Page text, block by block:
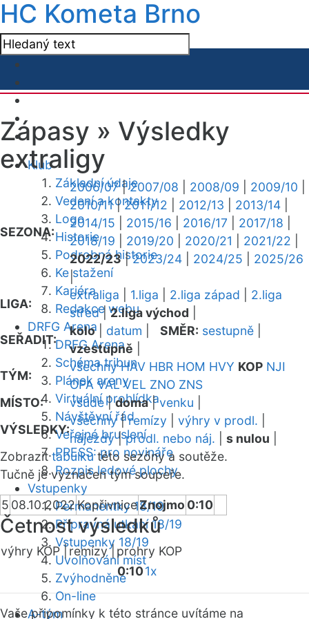
HC Kometa Brno
Klub
Základní údaje
Vedení a kontakty
Logo
Historie
Podrobná historie
Ke stažení
Kariéra
Redakce webu
DRFG Arena
DRFG Arena
Schéma tribun
Plánek areny
Virtuální prohlídka
Návštěvní řád
Veřejné bruslení
PRESS: pro novináře
Rozpis ledové plochy
Vstupenky
Permanentky 18/19
Přípravná utkání 18/19
Vstupenky 18/19
Uvolňování míst
Zvýhodněné
On-line
A-tým
Zápasy » Výsledky
extraligy
SEZONA:
2006/07|2007/08 2008/09 2009/10
2010/11|2011/12 2012/13 2013/14
2014/15
2015/16 2016/17 2017/18
2018/19
2019/20 2020/21 2021/22
2022/23|2023/24 2024/25
2025/26
|
LIGA:
extraliga 1.liga 2.liga západ
2.liga
střed|2.liga východ
SEŘADIT:
kolo| datum SMĚR: sestupně
vzestupně
TÝM:
všechny HAV HBR HOM HVY KOP NJI
OPA VAL VEL ZNO ZNS
MÍSTO:
všude|doma|venku
VÝSLEDKY:
všechny|remízy výhry v prodl.
nájezdy|prodl. nebo náj. s nulou
Zobrazittabulkutéto sezóny a soutěže.
Tučně je vyznačen tým soupeře.
5 08.10.2022KopřivniceZnojmo 0:10
Četnost výsledků
výhry KOP |remízy | prohry KOP
0:101x
Vaše připomínky k této stránce uvítáme na